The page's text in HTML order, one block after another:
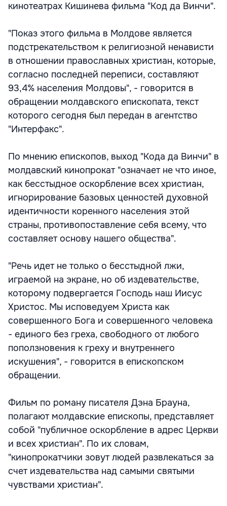
кинотеатрах Кишинева фильма "Код да Винчи".
"Показ этого фильма в Молдове является
подстрекательством к религиозной ненависти
в отношении православных христиан, которые,
согласно последней переписи, составляют
93,4% населения Молдовы", - говорится в
обращении молдавского епископата, текст
которого сегодня был передан в агентство
"Интерфакс".
По мнению епископов, выход "Кода да Винчи" в
молдавский кинопрокат "означает не что иное,
как бесстыдное оскорбление всех христиан,
игнорирование базовых ценностей духовной
идентичности коренного населения этой
страны, противопоставление себя всему, что
составляет основу нашего общества".
"Речь идет не только о бесстыдной лжи,
играемой на экране, но об издевательстве,
которому подвергается Господь наш Иисус
Христос. Мы исповедуем Христа как
совершенного Бога и совершенного человека
- единого без греха, свободного от любого
поползновения к греху и внутреннего
искушения", - говорится в епископском
обращении.
Фильм по роману писателя Дэна Брауна,
полагают молдавские епископы, представляет
собой "публичное оскорбление в адрес Церкви
и всех христиан". По их словам,
"кинопрокатчики зовут людей развлекаться за
счет издевательства над самыми святыми
чувствами христиан".